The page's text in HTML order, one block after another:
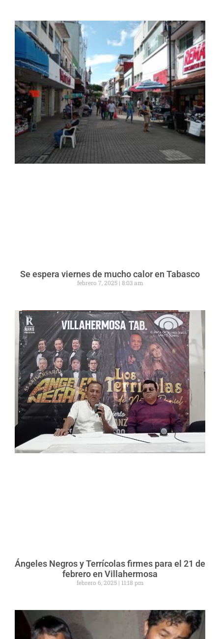
Se espera viernes de mucho calor en Tabasco
febrero 7, 2025 8:03 am
Ángeles Negros y Terrícolas firmes para el 21 de
febrero en Villahermosa
febrero 6, 2025 11:18 pm